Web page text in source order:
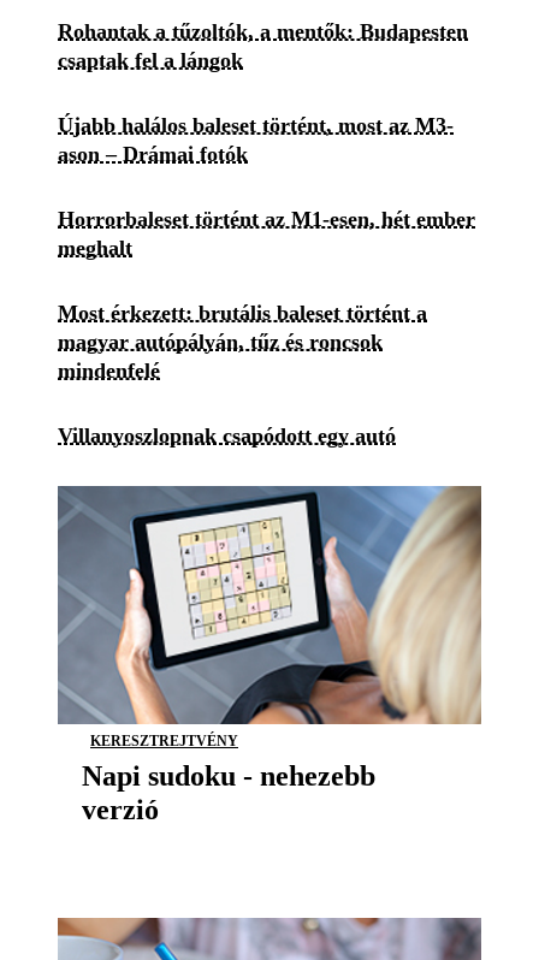
Rohantak a tűzoltók, a mentők: Budapesten
csaptak fel a lángok
Újabb halálos baleset történt, most az M3-
ason – Drámai fotók
Horrorbaleset történt az M1-esen, hét ember
meghalt
Most érkezett: brutális baleset történt a
magyar autópályán, tűz és roncsok
mindenfelé
Villanyoszlopnak csapódott egy autó
KERESZTREJTVÉNY
Napi sudoku - nehezebb
verzió